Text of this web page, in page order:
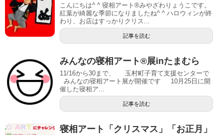
こんにちは^ ^ 寝相アート®︎みやざわりょうこです。
紅葉が綺麗な季節になりましたね^ ^ ハロウィンが終
わり、お店はすっかりクリス...
記事を読む
みんなの寝相アート®展inたまむら
11/16から30まで、 玉村町子育て支援センターで
みんなの寝相アート展が開催です 10月25日に開
催した寝相ア...
記事を読む
寝相アート「クリスマス」「お正月」